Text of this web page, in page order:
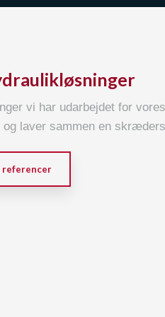
vi har udarbejdet for
laver sammen en
referencer